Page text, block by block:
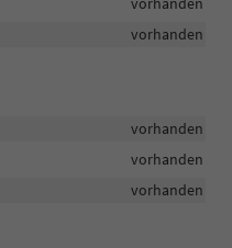
vorhanden
vorhanden
vorhanden
vorhanden